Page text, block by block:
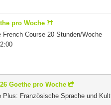
pro Woche
French Course 20 Stunden/Woche
Goethe pro Woche
Plus: Französische Sprache und